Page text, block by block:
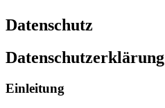
Datenschutz
Datenschutzerklärung
Einleitung